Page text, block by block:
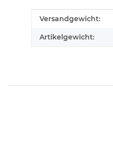
Produkteigenschaft
Wert
Versandgewicht:
Artikelgewicht: